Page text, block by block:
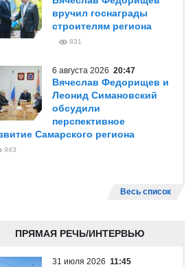
вручил госнаграды
строителям региона
831
6 августа 2026 20:47
Вячеслав Федорищев и
Леонид Симановский
обсудили
перспективное
Самарского региона
943
Весь список
ПРЯМАЯ РЕЧЬ/ИНТЕРВЬЮ
31 июля 2026 11:45